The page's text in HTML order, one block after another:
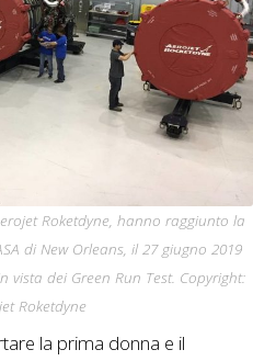
Roketdyne, hanno raggiunto la
di New Orleans, il 27 giugno 2019
vista dei Green Run Test. Copyright:
Roketdyne
la prima donna e il